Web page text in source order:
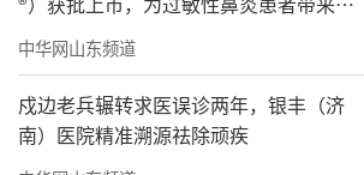
药新选择
中华网山东频道
戍边老兵辗转求医误诊两年，银丰（济
南）医院精准溯源祛除顽疾